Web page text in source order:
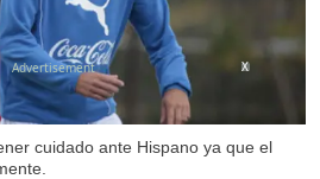
cuidado ante Hispano ya que el
X